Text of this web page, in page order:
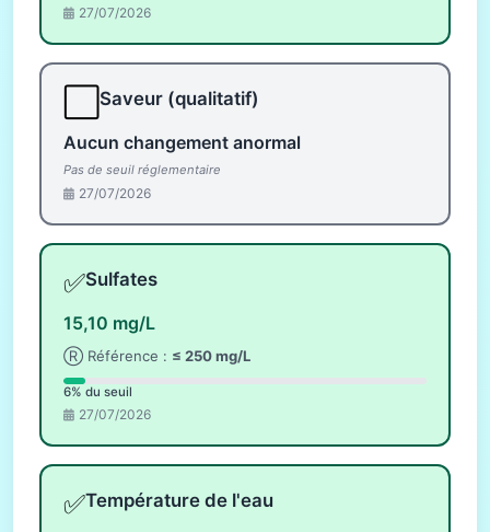
27/07/2026
Saveur (qualitatif)
Aucun changement anormal
Pas de seuil réglementaire
27/07/2026
✅Sulfates
15,10 mg/L
Ⓡ Référence : ≤ 250 mg/L
6% du seuil
27/07/2026
✅Température de l'eau